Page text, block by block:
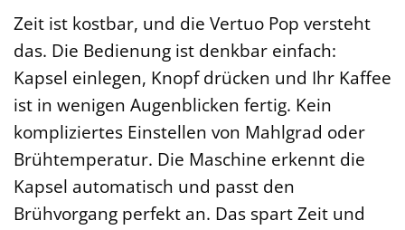
Zeit ist kostbar, und die Vertuo Pop versteht
das. Die Bedienung ist denkbar einfach:
Kapsel einlegen, Knopf drücken und Ihr Kaffee
ist in wenigen Augenblicken fertig. Kein
kompliziertes Einstellen von Mahlgrad oder
Brühtemperatur. Die Maschine erkennt die
Kapsel automatisch und passt den
Brühvorgang perfekt an. Das spart Zeit und